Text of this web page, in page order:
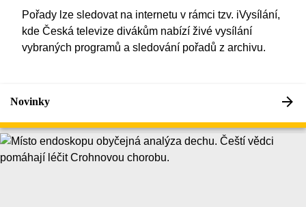
Pořady lze sledovat na internetu v rámci tzv. iVysílání,
kde Česká televize divákům nabízí živé vysílání
vybraných programů a sledování pořadů z archivu.
Novinky